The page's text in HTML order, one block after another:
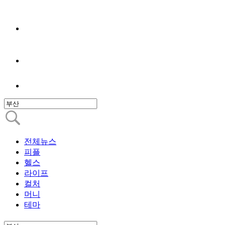
전체뉴스
피플
헬스
라이프
컬처
머니
테마